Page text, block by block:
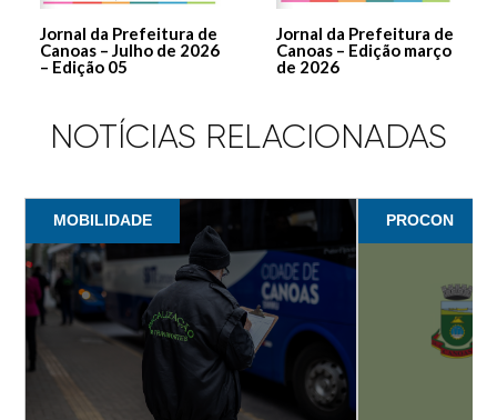
Jornal da Prefeitura de
Canoas – Julho de 2026
– Edição 05
Jornal da Prefeitura de
Canoas – Edição março
de 2026
NOTÍCIAS RELACIONADAS
MOBILIDADE PROCON